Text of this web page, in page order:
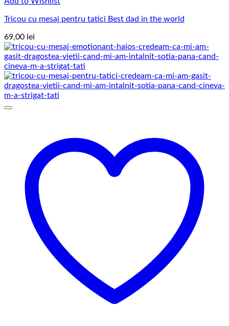
Tricou cu mesaj pentru tatici Best dad in the world
69,00 lei